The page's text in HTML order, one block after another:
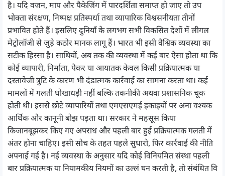
है। यदि वजन, माप और पैकेजिंग में पारदर्शिता समाप्त हो जाए तो उप
भोक्ता संरक्षण, निष्पक्ष प्रतिस्पर्धा तथा व्यापारिक विश्वसनीयता तीनों
प्रभावित होते हैं। इसलिए दुनियाँ के लगभग सभी विकसित देशों में लीगल
मेट्रोलाॅजी से जुड़े कठोर मानक लागू हैं। भारत भी इसी वैश्विक व्यवस्था का
सटीक हिस्सा है। साथियों, अब तक की व्यवस्था में कई बार ऐसा होता था कि
कोई व्यापारी, निर्माता, पैकर या आयातक केवल किसी प्रक्रियात्मक या
दस्तावेजी त्रुटि के कारण भी दंडात्मक कार्रवाई का सामना करता था। कई
मामलों में गलती धोखाधड़ी नहीं बल्कि तकनीकी अथवा प्रशासनिक चूक
होती थी। इससे छोटे व्यापारियों तथा एमएसएमई इकाइयों पर अना वश्यक
आर्थिक और कानूनी बोझ पड़ता था। सरकार ने महसूस किया
किजानबूझकर किए गए अपराध और पहली बार हुई प्रक्रियात्मक गलती में
अंतर होना चाहिए। इसी सोच के तहत पहले सुधारो, फिर कार्रवाई की नीति
अपनाई गई है। नई व्यवस्था के अनुसार यदि कोई विनियमित संस्था पहली
बार प्रक्रियात्मक या नियामकीय नियमों का उल्लं घन करती है, तो संबंधित वि